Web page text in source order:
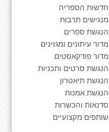
חדשות הספריה
מנגישים תרבות
הנגשת ספרים
מדור עיתונים ומגזינים
מדור פודקאסטים
הנגשת סרטים ותכניות
הנגשת תיאטרון
הנגשת אמנות
סדנאות והכשרות
שותפים מקצועיים